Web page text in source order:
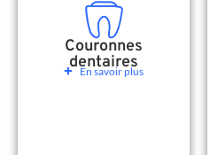
Couronnes
dentaires
En savoir plus